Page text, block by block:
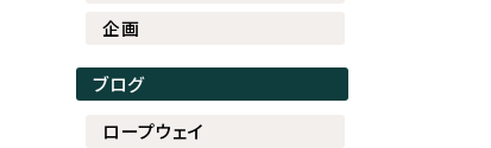
企画
ブログ
ロープウェイ